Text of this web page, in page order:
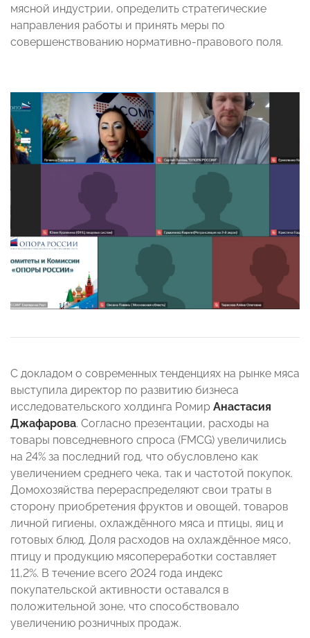
мясной индустрии, определить стратегические
направления работы и принять меры по
совершенствованию нормативно-правового поля.
С докладом о современных тенденциях на рынке мяса
выступила директор по развитию бизнеса
исследовательского холдинга Ромир Анастасия
Джафарова. Согласно презентации, расходы на
товары повседневного спроса (FMCG) увеличились
на 24% за последний год, что обусловлено как
увеличением среднего чека, так и частотой покупок.
Домохозяйства перераспределяют свои траты в
сторону приобретения фруктов и овощей, товаров
личной гигиены, охлаждённого мяса и птицы, яиц и
готовых блюд. Доля расходов на охлаждённое мясо,
птицу и продукцию мясопереработки составляет
11,2%. В течение всего 2024 года индекс
покупательской активности оставался в
положительной зоне, что способствовало
увеличению розничных продаж.